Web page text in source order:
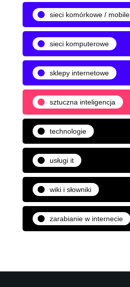
sieci komórkowe / mobile
sieci komputerowe
sklepy internetowe
sztuczna inteligencja
technologie
usługi it
wiki i słowniki
zarabianie w internecie